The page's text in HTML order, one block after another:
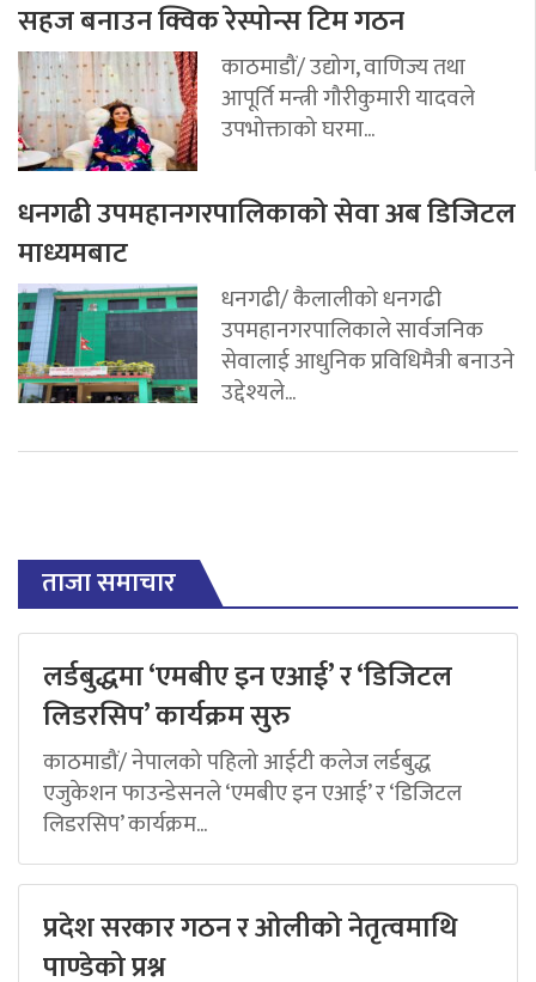
सहज बनाउन क्विक रेस्पोन्स टिम गठन
काठमाडौं/ उद्योग, वाणिज्य तथा
आपूर्ति मन्त्री गौरीकुमारी यादवले
उपभोक्ताको घरमा...
धनगढी उपमहानगरपालिकाको सेवा अब डिजिटल
माध्यमबाट
धनगढी/ कैलालीको धनगढी
उपमहानगरपालिकाले सार्वजनिक
सेवालाई आधुनिक प्रविधिमैत्री बनाउने
उद्देश्यले...
ताजा समाचार
लर्डबुद्धमा ‘एमबीए इन एआई’ र ‘डिजिटल
लिडरसिप’ कार्यक्रम सुरु
काठमाडौं/ नेपालको पहिलो आईटी कलेज लर्डबुद्ध
एजुकेशन फाउन्डेसनले ‘एमबीए इन एआई’ र ‘डिजिटल
लिडरसिप’ कार्यक्रम...
प्रदेश सरकार गठन र ओलीको नेतृत्वमाथि
पाण्डेको प्रश्न